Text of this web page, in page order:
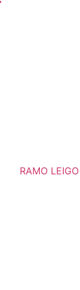
RAMO LEIGO